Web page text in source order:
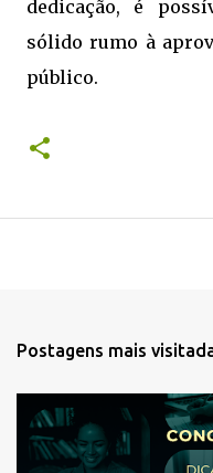
dedicação, é
sólido rumo à
público.
Postagens mais